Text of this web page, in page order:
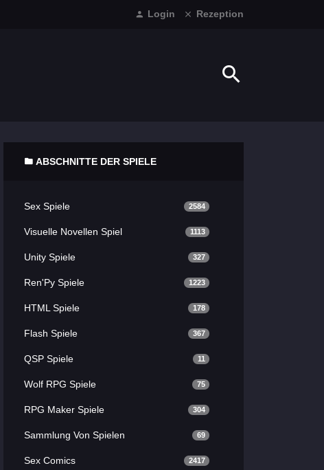
Login Rezeption
ABSCHNITTE DER SPIELE
Sex Spiele 2584
Visuelle Novellen Spiel 1113
Unity Spiele 327
Ren'Py Spiele 1223
HTML Spiele 178
Flash Spiele 367
QSP Spiele 11
Wolf RPG Spiele 75
RPG Maker Spiele 304
Sammlung Von Spielen 69
Sex Comics 2417